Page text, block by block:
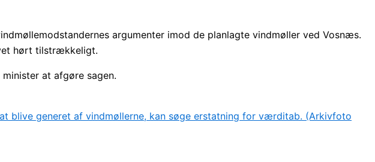
argumenter imod de planlagte vindmøller ved Vosnæs.
hørt tilstrækkeligt.
at afgøre sagen.